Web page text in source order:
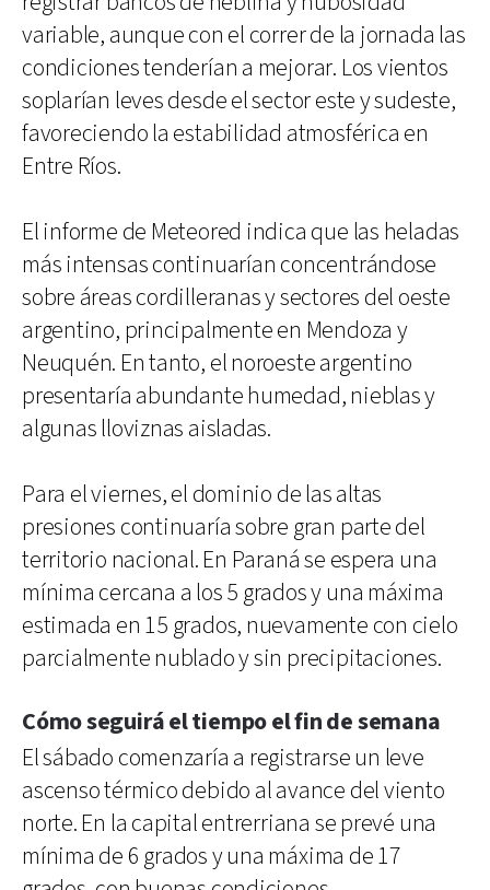
variable, aunque con el correr de la jornada las
condiciones tenderían a mejorar. Los vientos
soplarían leves desde el sector este y sudeste,
favoreciendo la estabilidad atmosférica en
Entre Ríos.
El informe de Meteored indica que las heladas
más intensas continuarían concentrándose
sobre áreas cordilleranas y sectores del oeste
argentino, principalmente en Mendoza y
Neuquén. En tanto, el noroeste argentino
presentaría abundante humedad, nieblas y
algunas lloviznas aisladas.
Para el viernes, el dominio de las altas
presiones continuaría sobre gran parte del
territorio nacional. En Paraná se espera una
mínima cercana a los 5 grados y una máxima
estimada en 15 grados, nuevamente con cielo
parcialmente nublado y sin precipitaciones.
Cómo seguirá el tiempo el fin de semana
El sábado comenzaría a registrarse un leve
ascenso térmico debido al avance del viento
norte. En la capital entrerriana se prevé una
mínima de 6 grados y una máxima de 17